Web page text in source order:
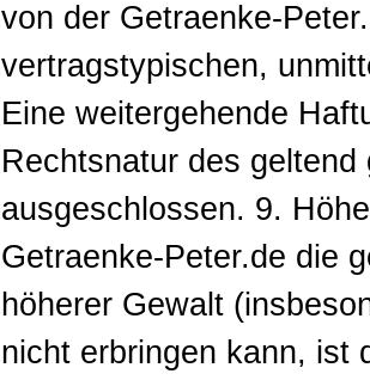
von der Getraenke-
vertragstypischen,
Eine weitergehende
Rechtsnatur des
ausgeschlossen. 9.
Getraenke-Peter.de die
höherer Gewalt
nicht erbringen kann, ist